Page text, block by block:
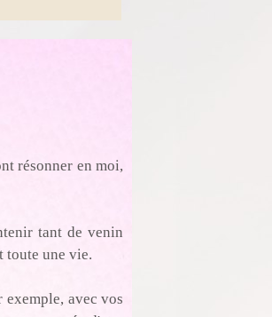
résonner en moi,
tant de venin
toute une vie.
exemple, avec vos